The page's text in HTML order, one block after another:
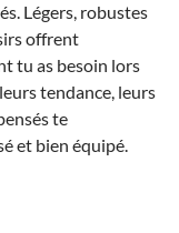
Légers, robustes
offrent
tu as besoin lors
tendance, leurs
te
et bien équipé.